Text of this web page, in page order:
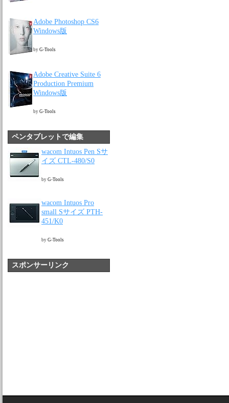
Adobe Photoshop CS6
Windows版
by G-Tools
Adobe Creative Suite 6
Production Premium
Windows版
by G-Tools
ペンタブレットで編集
wacom Intuos Pen Sサ
イズ CTL-480/S0
by G-Tools
wacom Intuos Pro
small Sサイズ PTH-
451/K0
by G-Tools
スポンサーリンク